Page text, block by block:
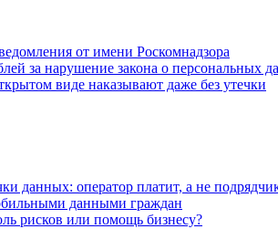
от имени Роскомнадзора
за нарушение закона о персональных
виде наказывают даже без утечки
данных: оператор платит, а не
данными граждан
рисков или помощь бизнесу?